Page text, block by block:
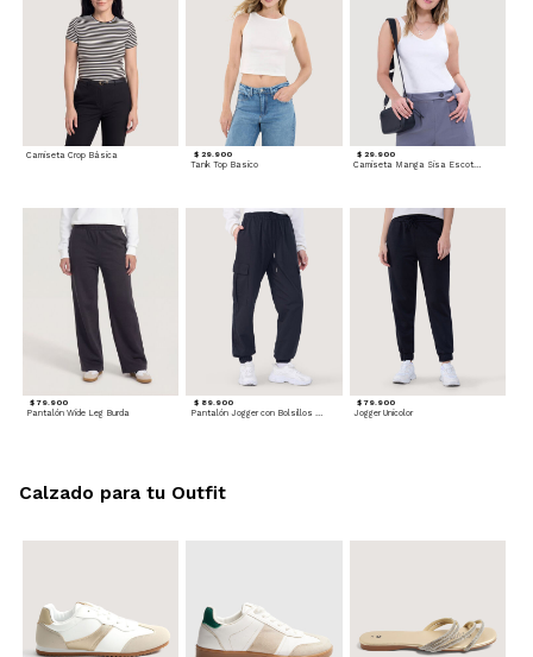
Camiseta Crop Básica $ 29.900
Tank Top Basico
$ 29.900
$ 79.900
Pantalón Wide Leg Burda
$ 89.900
Pantalón Jogger con Bolsillos Cargo
$ 79.900
Jogger Unicolor
Calzado para tu Outfit